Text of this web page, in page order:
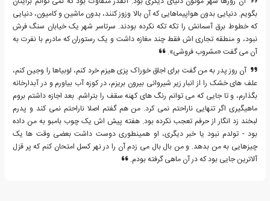
بگویم. دنیایی بدون هواپیماهایی که آن بالا وزوز کنند، بدون ماشین و کامیون، دنیایی
که خطوط برق آسمانش را تکه تکه نکرده بودند. سرتاسر شهر یک خیابان سنگ فرش
نبود، و منطقه تجاری اش فقط چند مغازه داشت و یک رستوران که مادرم با نفرت به
آن می گفت «مشروب فروشی».
آن روز پدر به من گفت برای اجاق خوراک پزی هیزم خرد کنم، لوبیاها را وجین کنم،
علف های خشک را از انبار زیر شیروانی بیرون بریزم، در کوزه آب بیاورم و در آبدارخانه
بگذارم، و تا جایی که می توانم رنگ های کهنه سقف را بتراشم. بعد اجازه داشتم بروم
ماهیگیری اگر تنهایی ناراحتم نمی کرد. من هم گفتم اصلا ناراحتم نمی کند و پدرم
لبخند زد انگار از حرفم تعجب نکرده بود. هفته پیش اش یک چوب بامبو به من داده
بود - تولدم نبود یا خبر دیگری، او همینطوری دوست داشت بعضی وقت ها یک
چیزهایی به من بدهد. و من بال بال می زدم آن را در نهر کسل امتحان کنم که پر قزل
آلاترین جایی بود که در آن ماهی گرفته بودم.